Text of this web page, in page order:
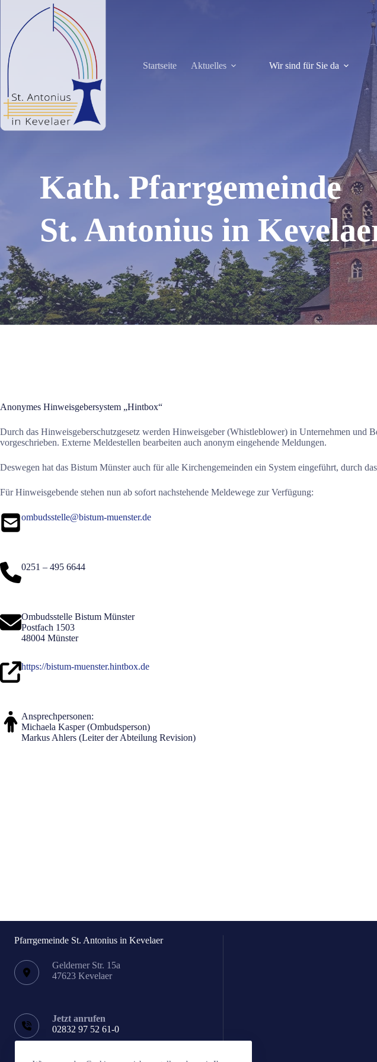
springen
Startseite Aktuelles Wir sind für Sie da
Kath. Pfarrgemeinde
St. Antonius in
Anonymes Hinweisgebersystem „Hintbox“
Durch das Hinweisgeberschutzgesetz werden Hinweisgeber (Whistleblower) in Unternehmen und
vorgeschrieben. Externe Meldestellen bearbeiten auch anonym eingehende Meldungen.
Deswegen hat das Bistum Münster auch für alle Kirchengemeinden ein System eingeführt, durch
Für Hinweisgebende stehen nun ab sofort nachstehende Meldewege zur Verfügung:
ombudsstelle@bistum-muenster.de
0251 – 495 6644
Ombudsstelle Bistum Münster
Postfach 1503
48004 Münster
https://bistum-muenster.hintbox.de
Ansprechpersonen:
Michaela Kasper (Ombudsperson)
Markus Ahlers (Leiter der Abteilung Revision)
Pfarrgemeinde St. Antonius in Kevelaer
Gelderner Str. 15a
47623 Kevelaer
Jetzt anrufen
02832 97 52 61-0